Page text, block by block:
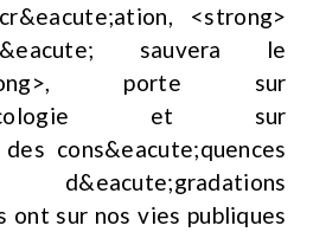
<strong>
sauvera le
strong>, porte sur
et sur
cons&eacute;quences
ont sur nos vies publiques